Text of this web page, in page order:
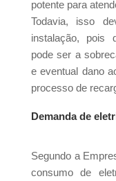
potente para
Todavia, isso
instalação, pois
pode ser a
e eventual dano
processo de
Demanda de
Segundo a
consumo de